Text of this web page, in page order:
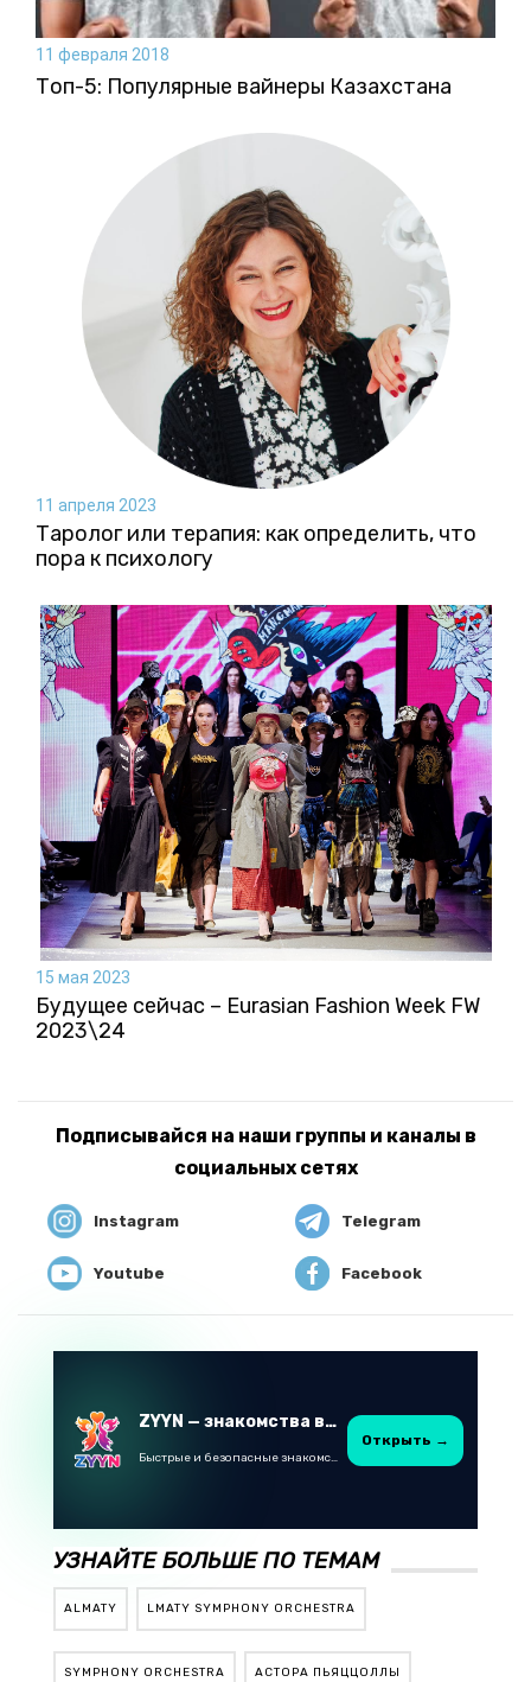
11 февраля 2018
Топ-5: Популярные вайнеры Казахстана
11 апреля 2023
Таролог или терапия: как определить, что
пора к психологу
15 мая 2023
Будущее сейчас – Eurasian Fashion Week FW
2023\24
Подписывайся на наши группы и каналы в
социальных сетях
Instagram Telegram
Youtube Facebook
ZYYN — знакомства в Казахстане
Быстрые и безопасные знакомства в Telegram
Открыть →
УЗНАЙТЕ БОЛЬШЕ ПО ТЕМАМ
ALMATY LMATY SYMPHONY ORCHESTRA
SYMPHONY ORCHESTRA АСТОРА ПЬЯЦЦОЛЛЫ